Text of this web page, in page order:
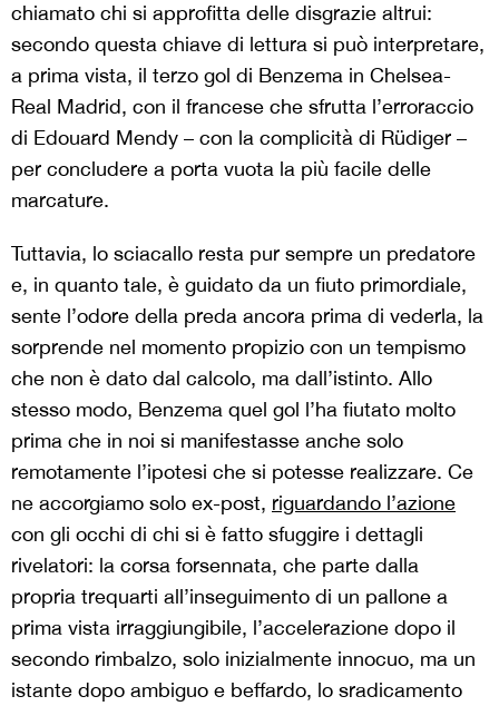
chiamato chi si approfitta delle disgrazie altrui:
secondo questa chiave di lettura si può interpretare,
a prima vista, il terzo gol di Benzema in Chelsea-
Real Madrid, con il francese che sfrutta l’erroraccio
di Edouard Mendy – con la complicità di Rüdiger –
per concludere a porta vuota la più facile delle
marcature.
Tuttavia, lo sciacallo resta pur sempre un predatore
e, in quanto tale, è guidato da un fiuto primordiale,
sente l’odore della preda ancora prima di vederla, la
sorprende nel momento propizio con un tempismo
che non è dato dal calcolo, ma dall’istinto. Allo
stesso modo, Benzema quel gol l’ha fiutato molto
prima che in noi si manifestasse anche solo
remotamente l’ipotesi che si potesse realizzare. Ce
ne accorgiamo solo ex-post, riguardando l’azione
con gli occhi di chi si è fatto sfuggire i dettagli
rivelatori: la corsa forsennata, che parte dalla
propria trequarti all’inseguimento di un pallone a
prima vista irraggiungibile, l’accelerazione dopo il
secondo rimbalzo, solo inizialmente innocuo, ma un
istante dopo ambiguo e beffardo, lo sradicamento